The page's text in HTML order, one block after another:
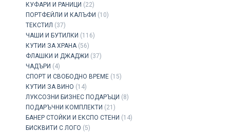
КУФАРИ И РАНИЦИ (22)
ПОРТФЕЙЛИ И КАЛЪФИ (10)
ТЕКСТИЛ (37)
ЧАШИ И БУТИЛКИ (116)
КУТИИ ЗА ХРАНА (56)
ФЛАШКИ И ДЖАДЖИ (37)
ЧАДЪРИ (4)
СПОРТ И СВОБОДНО ВРЕМЕ (15)
КУТИИ ЗА ВИНО (14)
ЛУКСОЗНИ БИЗНЕС ПОДАРЪЦИ (8)
ПОДАРЪЧНИ КОМПЛЕКТИ (21)
БАНЕР СТОЙКИ И ЕКСПО СТЕНИ (14)
БИСКВИТИ С ЛОГО (5)